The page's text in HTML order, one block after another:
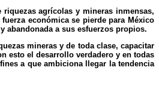
agrícolas y mineras inmensas,
económica se pierde para México
abandonada a sus esfuerzos propios.
mineras y de toda clase, capacitar
esto el desarrollo verdadero y en todas
a que ambiciona llegar la tendencia